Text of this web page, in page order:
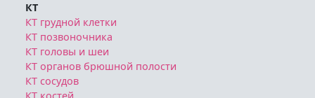
КТ
КТ грудной клетки
КТ позвоночника
КТ головы и шеи
КТ органов брюшной полости
КТ сосудов